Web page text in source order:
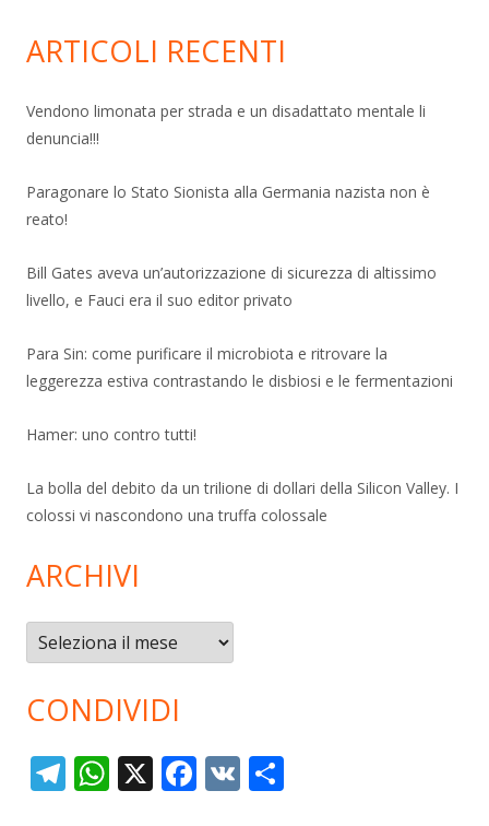
ARTICOLI RECENTI
Vendono limonata per strada e un disadattato mentale li
denuncia!!!
Paragonare lo Stato Sionista alla Germania nazista non è
reato!
Bill Gates aveva un’autorizzazione di sicurezza di altissimo
livello, e Fauci era il suo editor privato
Para Sin: come purificare il microbiota e ritrovare la
leggerezza estiva contrastando le disbiosi e le fermentazioni
Hamer: uno contro tutti!
La bolla del debito da un trilione di dollari della Silicon Valley. I
colossi vi nascondono una truffa colossale
ARCHIVI
Archivi
CONDIVIDI
T W X F V